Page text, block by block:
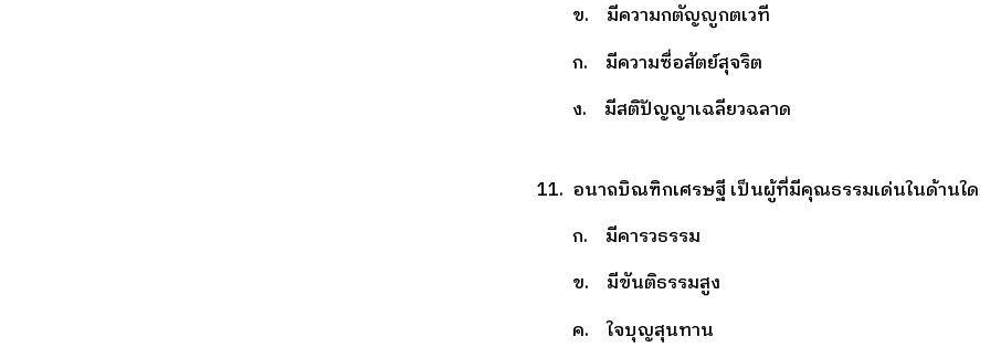
ข. มีความกตัญญูกตเวที
ก. มีความซื่อสัตย์สุจริต
ง. มีสติปัญญาเฉลียวฉลาด
11. อนาถบิณฑิกเศรษฐี เป็นผู้ที่มีคุณธรรมเด่นในด้านใด
ก. มีคารวธรรม
ข. มีขันติธรรมสูง
ค. ใจบุญสุนทาน